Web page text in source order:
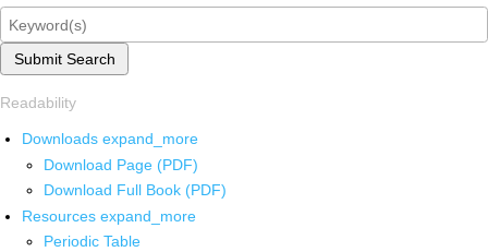
Submit Search
Readability
Downloads expand_more
Download Page (PDF)
Download Full Book (PDF)
Resources expand_more
Periodic Table